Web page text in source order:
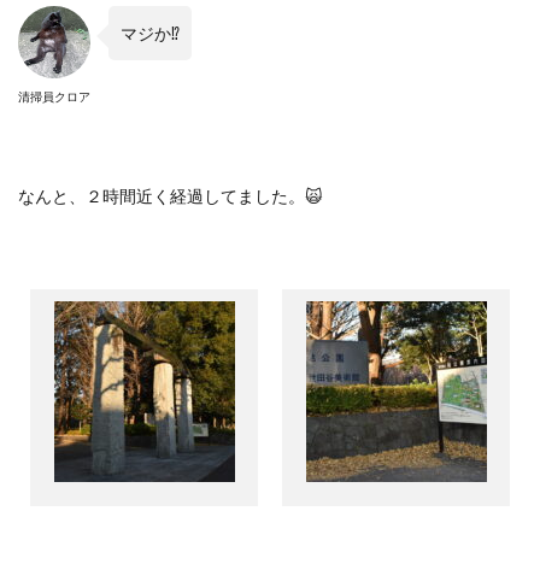
清掃員クロア
マジか⁉︎
なんと、２時間近く経過してました。 🙀